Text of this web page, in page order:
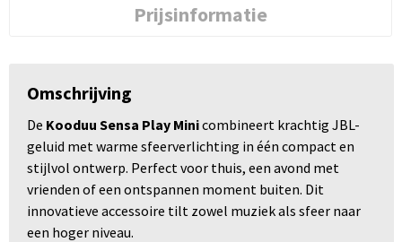
Prijsinformatie
Omschrijving
De Kooduu Sensa Play Minicombineert krachtig JBL-
geluid met warme sfeerverlichting in één compact en
stijlvol ontwerp. Perfect voor thuis, een avond met
vrienden of een ontspannen moment buiten. Dit
innovatieve accessoire tilt zowel muziek als sfeer naar
een hoger niveau.